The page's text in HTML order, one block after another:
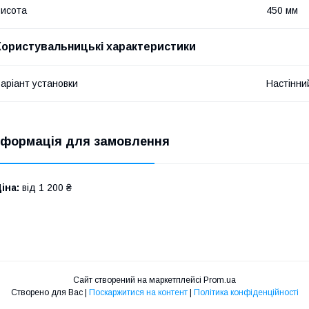
450 мм
характеристики
установки
для замовлення
від 1 200 ₴
Сайт створений на маркетплейсі Prom.ua
Створено для Вас | Поскаржитися на контент | Політика конфіденційності